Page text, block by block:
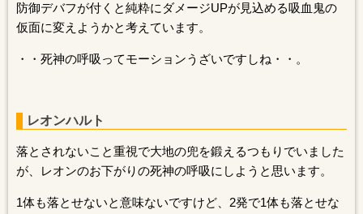
防御デバフが付くと純粋にダメージUPが見込める吸血鬼の
仮面に変えようかと考えています。
・・死神の呼吸ってモーションうざいですしね・・。
レオンハルト
落とされないこと重視で大地の兜を鍛えるつもりでいました
が、レオンのお下がりの死神の呼吸にしようと思います。
1体も落とせないと意味ないですけど、2発で1体も落とせな